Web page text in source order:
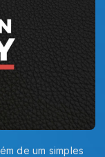
de um simples